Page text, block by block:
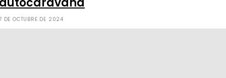
DE OCTUBRE DE 2024